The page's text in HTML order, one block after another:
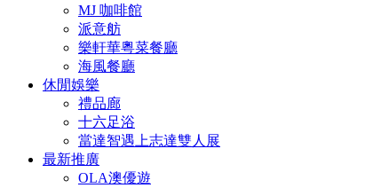
MJ 咖啡館
派意舫
樂軒華粵菜餐廳
海風餐廳
休閒娛樂
禮品廊
十六足浴
當達智遇上志達雙人展
最新推廣
OLA澳優遊